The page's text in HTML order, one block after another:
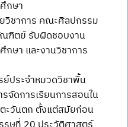
กษา
ชาการ คณะศิลปกรรม
ฑิตย์ รับผิดชอบงาน
ษา และงานวิชาการ
ประจำหมวดวิชาพื้น
จัดการเรียนการสอนใน
ะวันตก ตั้งแต่สมัยก่อน